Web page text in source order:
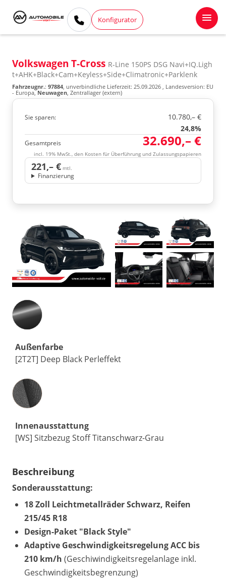
Konfigurator
Volkswagen T-Cross R-Line 150PS DSG Navi+IQ.Ligh
t+AHK+Black+Cam+Keyless+Side+Climatronic+Parklenk
Fahrzeugnr.: 97884, unverbindliche Lieferzeit: 25.09.2026 , Landesversion: EU
- Europa,Neuwagen, Zentrallager (extern)
Sie sparen:
10.780,– €
24,8%
Gesamtpreis 32.690,– €
incl. 19% MwSt., den Kosten für Überführung und Zulassungspapieren
221,– € mtl.
Finanzierung
Außenfarbe
[2T2T] Deep Black Perleffekt
Innenausstattung
Innenausstattung
[WS] Sitzbezug Stoff Titanschwarz-Grau
Beschreibung
Sonderausstattung:
18 Zoll Leichtmetallräder Schwarz, Reifen
215/45 R18
Design-Paket "Black Style"
Adaptive Geschwindigkeitsregelung ACC bis
210 km/h (Geschiwindigkeitsregelanlage inkl.
Geschwindigkeitsbegrenzung)